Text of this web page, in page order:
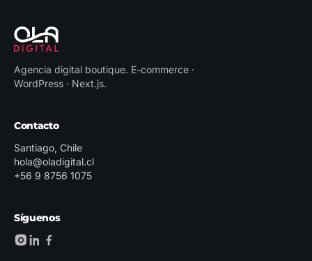
Agencia digital boutique. E-commerce ·
WordPress · Next.js.
Contacto
Santiago, Chile
hola@oladigital.cl
+56 9 8756 1075
Síguenos